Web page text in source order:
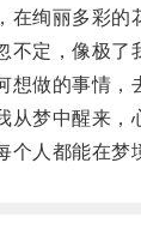
绚丽多彩的
定，像极了
做的事情，
梦中醒来，
人都能在梦